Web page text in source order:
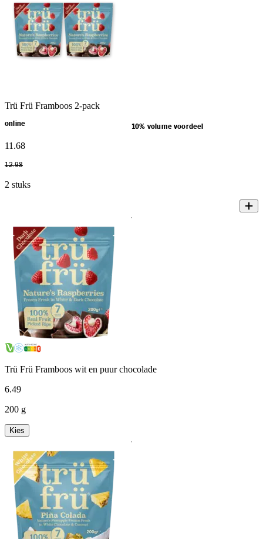
Trü Frü Framboos 2-pack
online 10% volume voordeel
11 .68
12.98
2 stuks
Trü Frü Framboos wit en puur chocolade
6.49
200 g
Kies